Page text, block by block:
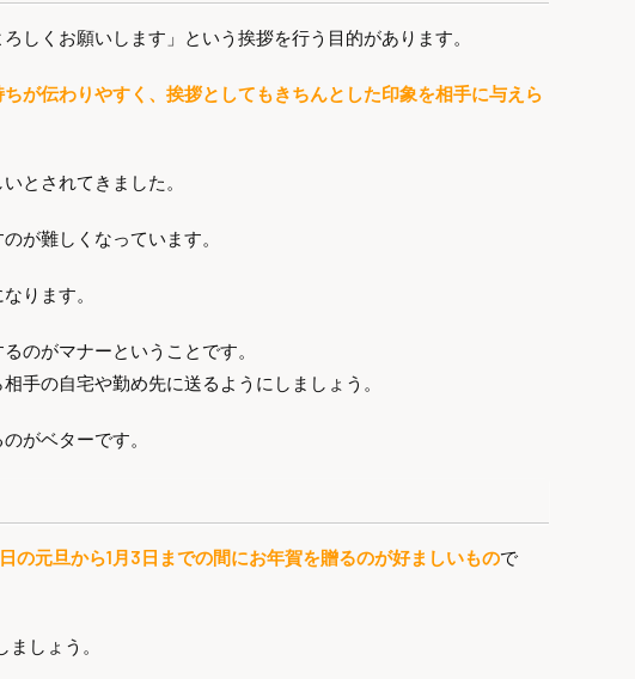
しくお願いします」という挨拶を行う目的があります。
が伝わりやすく、挨拶としてもきちんとした印象を相手に与えら
とされてきました。
が難しくなっています。
ります。
のがマナーということです。
手の自宅や勤め先に送るようにしましょう。
がベターです。
日の元旦から1月3日までの間にお年賀を贈るのが好ましいもので
しょう。